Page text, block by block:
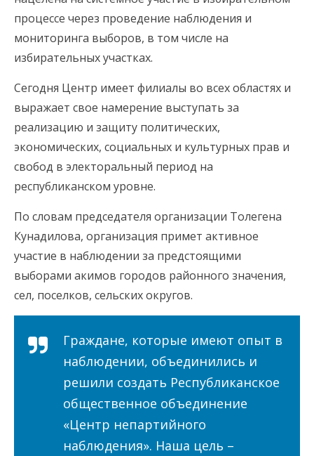
процессе через проведение наблюдения и
мониторинга выборов, в том числе на
избирательных участках.
Сегодня Центр имеет филиалы во всех областях и
выражает свое намерение выступать за
реализацию и защиту политических,
экономических, социальных и культурных прав и
свобод в электоральный период на
республиканском уровне.
По словам председателя организации Толегена
Кунадилова, организация примет активное
участие в наблюдении за предстоящими
выборами акимов городов районного значения,
сел, поселков, сельских округов.
Граждане, которые имеют опыт в
наблюдении, объединились и
решили создать Республиканское
общественное объединение
«Центр непартийного
наблюдения». Наша цель –